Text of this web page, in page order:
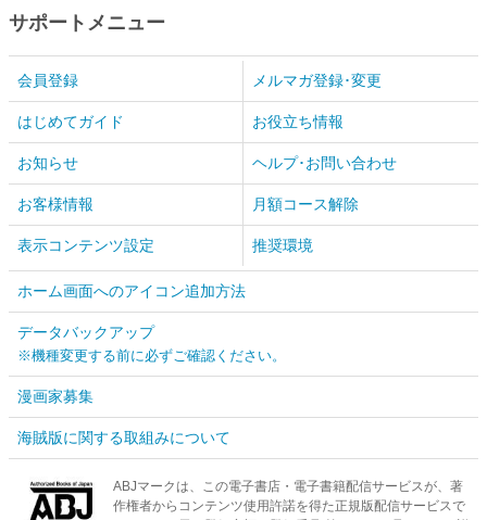
サポートメニュー
会員登録 メルマガ登録･変更
はじめてガイド お役立ち情報
お知らせ ヘルプ･お問い合わせ
お客様情報 月額コース解除
表示コンテンツ設定 推奨環境
ホーム画面へのアイコン追加方法
データバックアップ
※機種変更する前に必ずご確認ください。
漫画家募集
海賊版に関する取組みについて
ABJマークは、この電子書店・電子書籍配信サービスが、著
作権者からコンテンツ使用許諾を得た正規版配信サービスで